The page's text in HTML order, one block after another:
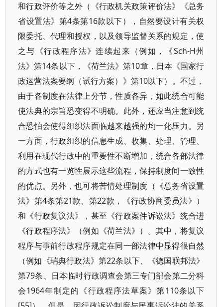
和行政评价等之外（《行政机关政策评价法》《总务
省设置法》第4条第16款以下），自然要设计有关权
限委托、代理和授权，以及领导监督关系的规定，使
之与《行政程序法》连续起来（例如，《Sch-H州
法》第14条以下，《荷兰法》第10章，日本《国家行
政运营法案要纲（试行方案）》第10以下）。不过，
由于各制度在法律上分节，性质各异，如此统合可能
使法典的宗旨恐变得不明确。此外，还应当注意到统
合恐怕会使得组织法面临越来越强的均一化压力。另
一方面，行政组织的信息生成、收集、处理、管理、
利用在现代行政中的重要性不断增加，统合各部法律
的方式也有一览性展示这些流程，保持制度间一致性
的优点。另外，也可将苦情处理制度（《总务省设置
法》第4条第21款、第22款，《行政协商委员法》）
和《行政复议法》，甚至《行政案件诉讼法》统合进
《行政程序法》（例如《荷兰法》）。其中，将复议
程序与事前行政程序规定在同一部法律中显得很自然
（例如《瑞典行政法》第22条以下、《德国联邦法》
第79条、日本临时行政调查会第三专门部会第二分科
会1964年制定的《行政程序法草案》第110条以下